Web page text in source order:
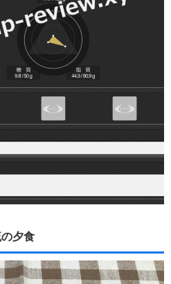
夕食